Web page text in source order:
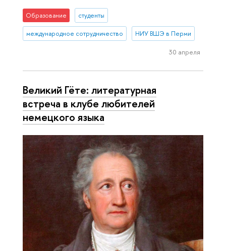
Образование студенты
международное сотрудничество НИУ ВШЭ в Перми
30 апреля
Великий Гёте: литературная
встреча в клубе любителей
немецкого языка